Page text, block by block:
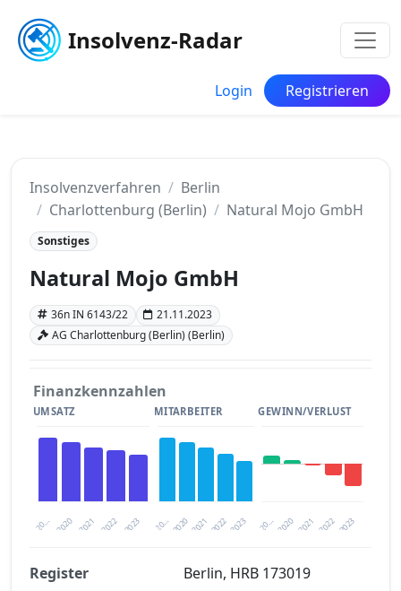
Insolvenz-Radar
Login Registrieren
Insolvenzverfahren
Berlin
Charlottenburg (Berlin)
Natural Mojo GmbH
Sonstiges
Natural Mojo GmbH
36n IN 6143/22
21.11.2023
AG Charlottenburg (Berlin) (Berlin)
Finanzkennzahlen
UMSATZ
20… 2021 2023
2020 2022
MITARBEITER
20… 2021 2023
2020 2022
GEWINN/VERLUST
20… 2021 2023
2020 2022
Register
Berlin, HRB 173019